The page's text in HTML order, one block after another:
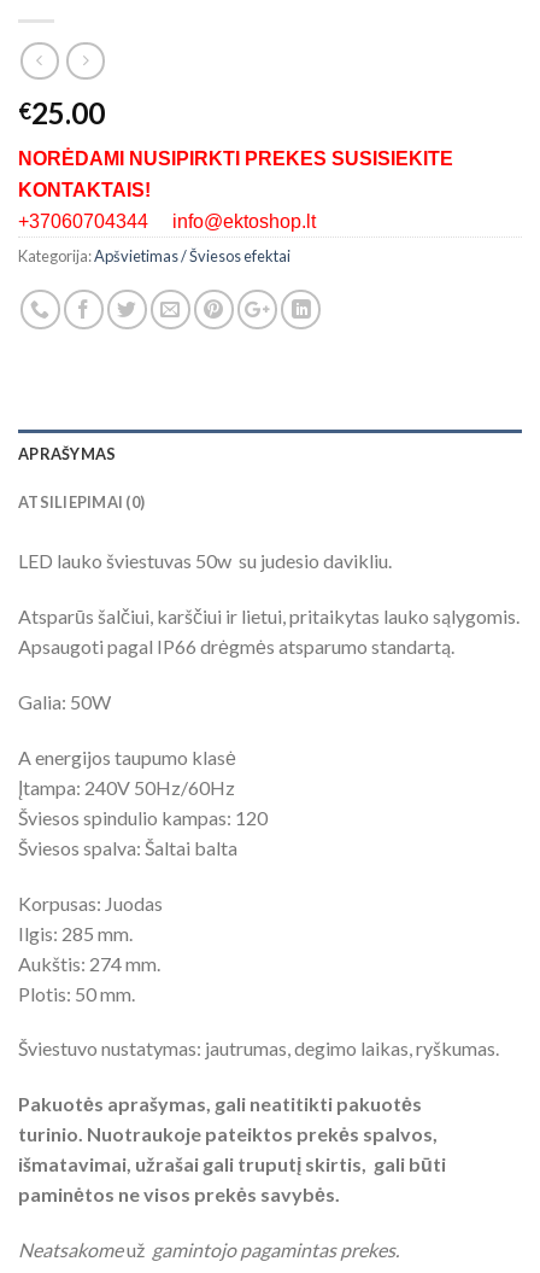
€25.00
NORĖDAMI NUSIPIRKTI PREKES SUSISIEKITE
KONTAKTAIS!
+37060704344 info@ektoshop.lt
Kategorija:Apšvietimas / Šviesos efektai
APRAŠYMAS
ATSILIEPIMAI (0)
LED lauko šviestuvas 50w su judesio davikliu.
Atsparūs šalčiui, karščiui ir lietui, pritaikytas lauko sąlygomis.
Apsaugoti pagal IP66 drėgmės atsparumo standartą.
Galia: 50W
A energijos taupumo klasė
Įtampa: 240V 50Hz/60Hz
Šviesos spindulio kampas: 120
Šviesos spalva: Šaltai balta
Korpusas: Juodas
Ilgis: 285 mm.
Aukštis: 274 mm.
Plotis: 50 mm.
Šviestuvo nustatymas: jautrumas, degimo laikas, ryškumas.
Pakuotės aprašymas, gali neatitikti pakuotės
turinio. Nuotraukoje pateiktos prekės spalvos,
išmatavimai, užrašai gali truputį skirtis, gali būti
paminėtos ne visos prekės savybės.
Neatsakomeuž gamintojo pagamintas prekes.